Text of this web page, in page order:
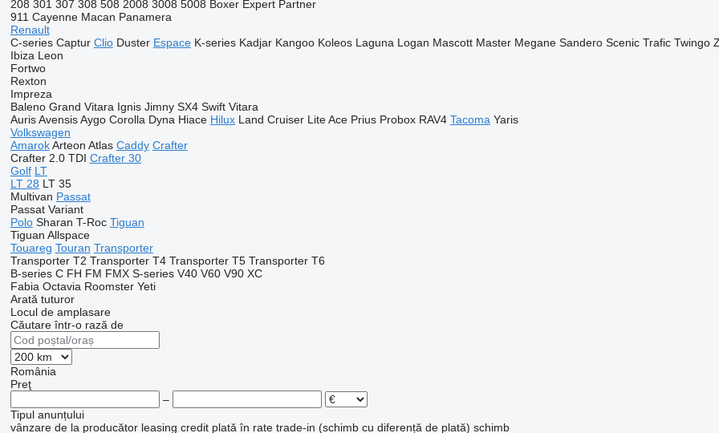
208 301 307 308 508 2008 3008 5008 Boxer Expert Partner
911 Cayenne Macan Panamera
Renault
C-series Captur Clio Duster Espace K-series Kadjar Kangoo Koleos Laguna Logan Mascott Master Megane Sandero Scenic Trafic Twingo
Ibiza Leon
Fortwo
Rexton
Impreza
Baleno Grand Vitara Ignis Jimny SX4 Swift Vitara
Auris Avensis Aygo Corolla Dyna Hiace Hilux Land Cruiser Lite Ace Prius Probox RAV4 Tacoma Yaris
Volkswagen
Amarok Arteon Atlas Caddy Crafter
Crafter 2.0 TDI Crafter 30
Golf LT
LT 28 LT 35
Multivan Passat
Passat Variant
Polo Sharan T-Roc Tiguan
Tiguan Allspace
Touareg Touran Transporter
Transporter T2 Transporter T4 Transporter T5 Transporter T6
B-series C FH FM FMX S-series V40 V60 V90 XC
Fabia Octavia Roomster Yeti
Arată tuturor
Locul de amplasare
Căutare într-o rază de
România
Preţ
–
Tipul anunțului
vânzare de la producător leasing credit plată în rate trade-in (schimb cu diferență de plată) schimb